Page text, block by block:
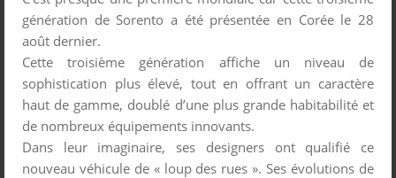
génération de Sorento a été présentée en Corée le 28
août dernier.
Cette troisième génération affiche un niveau de
sophistication plus élevé, tout en offrant un caractère
haut de gamme, doublé d’une plus grande habitabilité et
de nombreux équipements innovants.
Dans leur imaginaire, ses designers ont qualifié ce
nouveau véhicule de « loup des rues ». Ses évolutions de